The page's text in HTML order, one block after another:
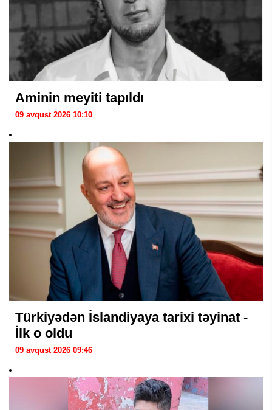
Aminin meyiti tapıldı
09 avqust 2026 10:10
Türkiyədən İslandiyaya tarixi təyinat -
İlk o oldu
09 avqust 2026 09:46